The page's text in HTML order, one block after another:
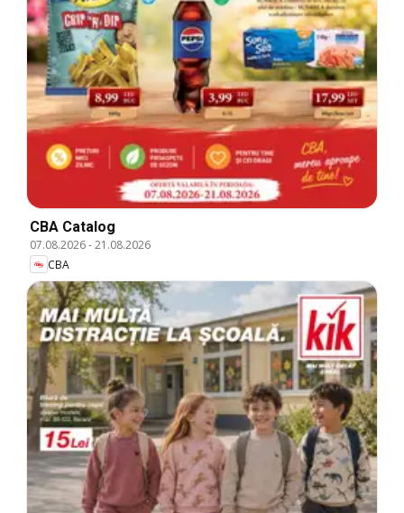
CBA Catalog
07.08.2026-21.08.2026
CBA